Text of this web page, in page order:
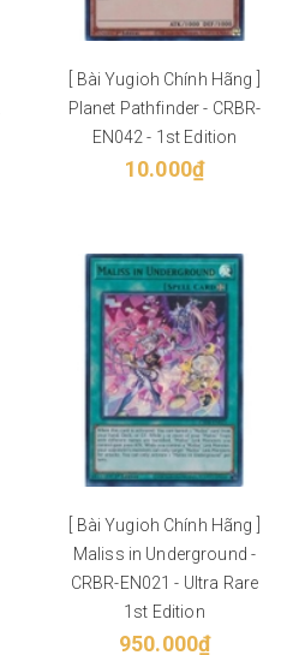
[ Bài Yugioh Chính Hãng ]
Planet Pathfinder - CRBR-
EN042 - 1st Edition
10.000₫
[ Bài Yugioh Chính Hãng ]
Maliss in Underground -
CRBR-EN021 - Ultra Rare
1st Edition
950.000₫